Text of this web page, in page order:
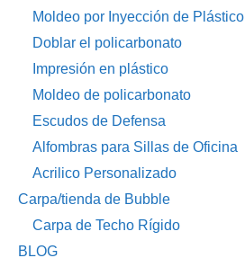
Moldeo por Inyección de Plástico
Doblar el policarbonato
Impresión en plástico
Moldeo de policarbonato
Escudos de Defensa
Alfombras para Sillas de Oficina
Acrilico Personalizado
Carpa/tienda de Bubble
Carpa de Techo Rígido
BLOG